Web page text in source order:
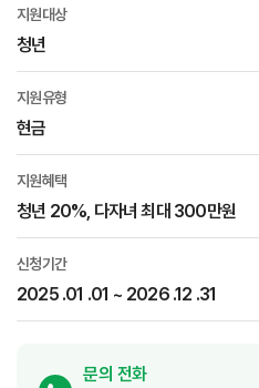
지원대상
청년
지원유형
현금
지원혜택
청년 20%, 다자녀 최대 300만원
신청기간
2025 .01 .01 ~ 2026 .12 .31
문의 전화